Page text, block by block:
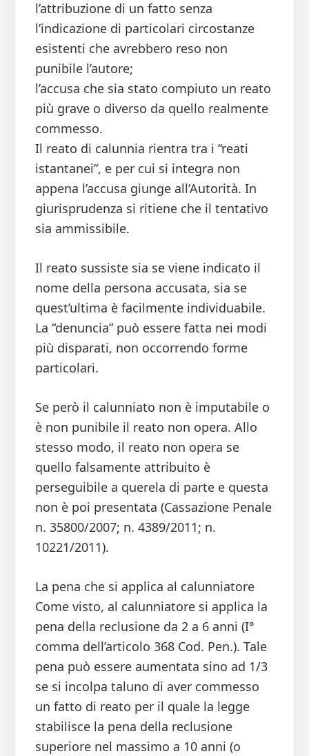
l’attribuzione di un fatto senza
l’indicazione di particolari circostanze
esistenti che avrebbero reso non
punibile l’autore;
l’accusa che sia stato compiuto un reato
più grave o diverso da quello realmente
commesso.
Il reato di calunnia rientra tra i “reati
istantanei”, e per cui si integra non
appena l’accusa giunge all’Autorità. In
giurisprudenza si ritiene che il tentativo
sia ammissibile.
Il reato sussiste sia se viene indicato il
nome della persona accusata, sia se
quest’ultima è facilmente individuabile.
La “denuncia” può essere fatta nei modi
più disparati, non occorrendo forme
particolari.
Se però il calunniato non è imputabile o
è non punibile il reato non opera. Allo
stesso modo, il reato non opera se
quello falsamente attribuito è
perseguibile a querela di parte e questa
non è poi presentata (Cassazione Penale
n. 35800/2007; n. 4389/2011; n.
10221/2011).
La pena che si applica al calunniatore
Come visto, al calunniatore si applica la
pena della reclusione da 2 a 6 anni (I°
comma dell’articolo 368 Cod. Pen.). Tale
pena può essere aumentata sino ad 1/3
se si incolpa taluno di aver commesso
un fatto di reato per il quale la legge
stabilisce la pena della reclusione
superiore nel massimo a 10 anni (o